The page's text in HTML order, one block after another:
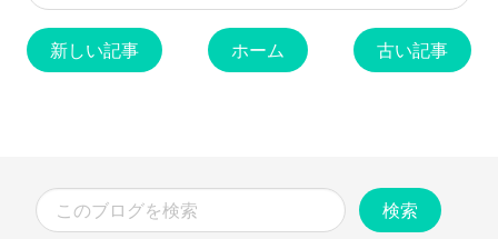
新しい記事 ホーム 古い記事